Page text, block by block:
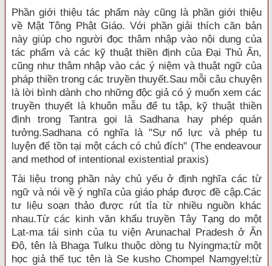
Phần giới thiệu tác phẩm này cũng là phần giới thiệu
về Mật Tông Phật Giáo. Với phần giải thích căn bản
này giúp cho người đọc thâm nhập vào nội dung của
tác phẩm và các kỹ thuật thiền định của Ðại Thủ Ấn,
cũng như thâm nhập vào các ý niệm và thuật ngữ của
pháp thiền trong các truyền thuyết.Sau mỗi câu chuyện
là lời bình dành cho những độc giả có ý muốn xem các
truyền thuyết là khuôn mẫu để tu tập, kỹ thuật thiền
định trong Tantra gọi là Sadhana hay phép quán
tưởng.Sadhana có nghĩa là "Sự nổ lực và phép tu
luyện để tồn tại một cách có chủ đích" (The endeavour
and method of intentional existential praxis)
Tài liệu trong phần này chủ yếu ở định nghĩa các từ
ngữ và nói về ý nghĩa của giáo pháp được đề cập.Các
tư liệu soạn thảo được rút tỉa từ nhiều nguồn khác
nhau.Từ các kinh văn khẩu truyền Tây Tạng do một
Lạt-ma tái sinh của tu viện Arunachal Pradesh ở Ấn
Ðộ, tên là Bhaga Tulku thuộc dòng tu Nyingma;từ một
học giả thế tục tên là Se kusho Chompel Namgyel;từ